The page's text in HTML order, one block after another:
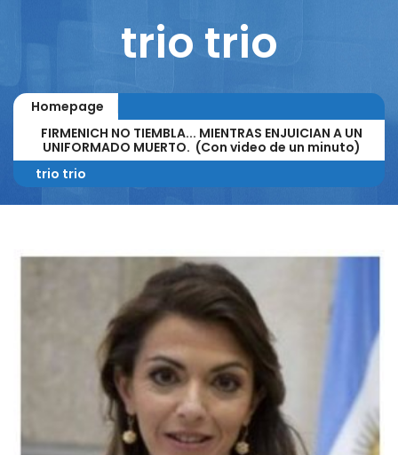
Columnistas
Contacto
trio trio
Homepage
FIRMENICH NO TIEMBLA... MIENTRAS ENJUICIAN A UN
UNIFORMADO MUERTO. (Con video de un minuto)
trio trio